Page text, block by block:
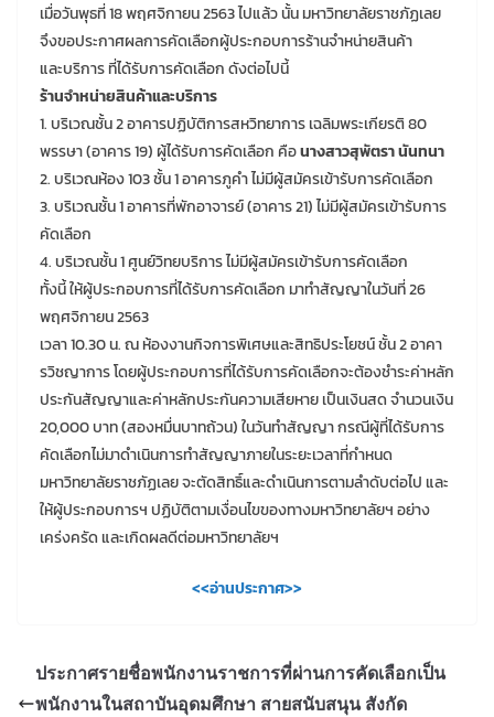
เมื่อวันพุธที่ 18 พฤศจิกายน 2563 ไปแล้ว นั้น มหาวิทยาลัยราชภัฏเลย
จึงขอประกาศผลการคัดเลือกผู้ประกอบการร้านจำหน่ายสินค้า
และบริการ ที่ได้รับการคัดเลือก ดังต่อไปนี้
ร้านจำหน่ายสินค้าและบริการ
1. บริเวณชั้น 2 อาคารปฏิบัติการสหวิทยาการ เฉลิมพระเกียรติ 80
พรรษา (อาคาร 19) ผู้ได้รับการคัดเลือก คือนางสาวสุพัตรา นันทนา
2. บริเวณห้อง 103 ชั้น 1 อาคารภูคำ ไม่มีผู้สมัครเข้ารับการคัดเลือก
3. บริเวณชั้น 1 อาคารที่พักอาจารย์ (อาคาร 21) ไม่มีผู้สมัครเข้ารับการ
คัดเลือก
4. บริเวณชั้น 1 ศูนย์วิทยบริการ ไม่มีผู้สมัครเข้ารับการคัดเลือก
ทั้งนี้ ให้ผู้ประกอบการที่ได้รับการคัดเลือก มาทำสัญญาในวันที่ 26
พฤศจิกายน 2563
เวลา 10.30 น. ณ ห้องงานกิจการพิเศษและสิทธิประโยชน์ ชั้น 2 อาคา
รวิชญาการ โดยผู้ประกอบการที่ได้รับการคัดเลือกจะต้องชำระค่าหลัก
ประกันสัญญาและค่าหลักประกันความเสียหาย เป็นเงินสด จำนวนเงิน
20,000 บาท (สองหมื่นบาทถ้วน) ในวันทำสัญญา กรณีผู้ที่ได้รับการ
คัดเลือกไม่มาดำเนินการทำสัญญาภายในระยะเวลาที่กำหนด
มหาวิทยาลัยราชภัฏเลย จะตัดสิทธิ์และดำเนินการตามลำดับต่อไป และ
ให้ผู้ประกอบการฯ ปฏิบัติตามเงื่อนไขของทางมหาวิทยาลัยฯ อย่าง
เคร่งครัด และเกิดผลดีต่อมหาวิทยาลัยฯ
<<อ่านประกาศ>>
ประกาศรายชื่อพนักงานราชการที่ผ่านการคัดเลือกเป็น
พนักงานในสถาบันอุดมศึกษา สายสนับสนุน สังกัด